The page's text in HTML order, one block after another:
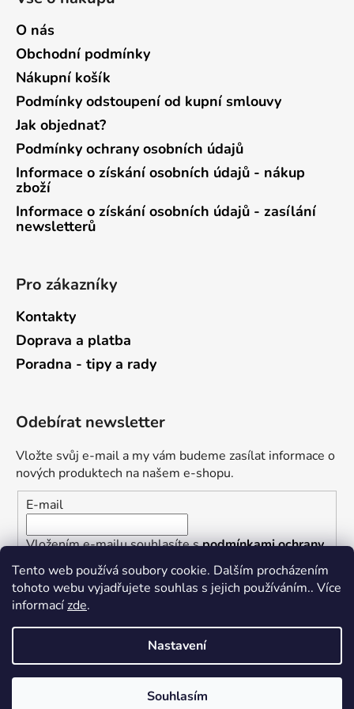
Tento web používá soubory cookie. Dalším procházením
tohoto webu vyjadřujete souhlas s jejich používáním.. Více
informacízde.
Nastavení
Souhlasím
O nás
Obchodní podmínky
Nákupní košík
Podmínky odstoupení od kupní smlouvy
Jak objednat?
Podmínky ochrany osobních údajů
Informace o získání osobních údajů - nákup
zboží
Informace o získání osobních údajů - zasílání
newsletterů
Pro zákazníky
Kontakty
Doprava a platba
Poradna - tipy a rady
Odebírat newsletter
Vložte svůj e-mail a my vám budeme zasílat informace o
nových produktech na našem e-shopu.
E-mail
Vložením e-mailu souhlasíte spodmínkami ochrany
osobních údajů
PŘIHLÁSIT SE
Vytvořil Shoptet
Železářství U Rotta